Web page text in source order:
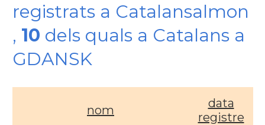
registrats a Catalansalmon
, 10 dels quals a Catalans a
GDANSK
nom
data
registre